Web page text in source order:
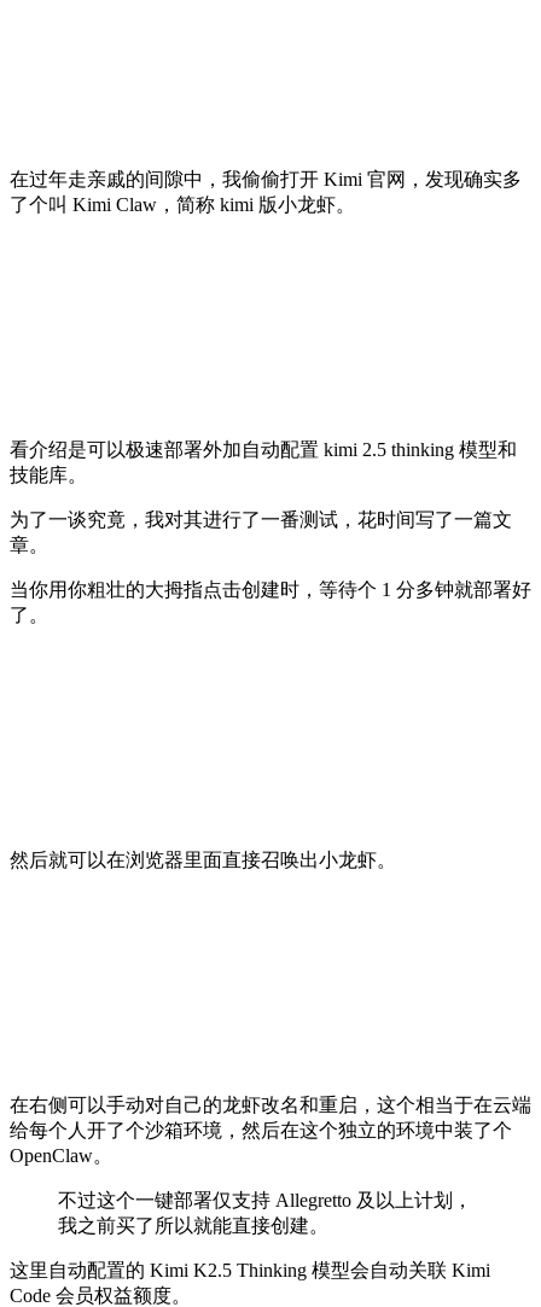
在过年走亲戚的间隙中，我偷偷打开 Kimi 官网，发现确实多
了个叫 Kimi Claw，简称 kimi 版小龙虾。
看介绍是可以极速部署外加自动配置 kimi 2.5 thinking 模型和
技能库。
为了一谈究竟，我对其进行了一番测试，花时间写了一篇文
章。
当你用你粗壮的大拇指点击创建时，等待个 1 分多钟就部署好
了。
然后就可以在浏览器里面直接召唤出小龙虾。
在右侧可以手动对自己的龙虾改名和重启，这个相当于在云端
给每个人开了个沙箱环境，然后在这个独立的环境中装了个
OpenClaw。
不过这个一键部署仅支持 Allegretto 及以上计划，
我之前买了所以就能直接创建。
这里自动配置的 Kimi K2.5 Thinking 模型会自动关联 Kimi
Code 会员权益额度。